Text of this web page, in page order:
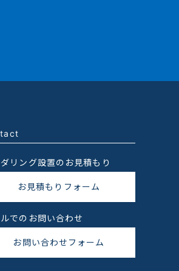
リング設置のお見積もり
お見積もりフォーム
ルでのお問い合わせ
お問い合わせフォーム